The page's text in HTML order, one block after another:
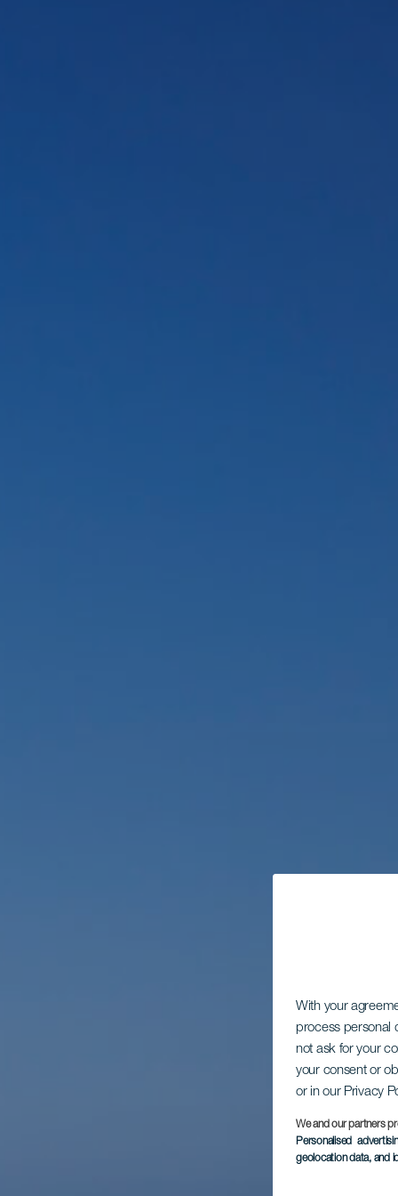
With your
process personal
not ask for your
your consent or
or in our Privacy
We and our partners
Personalised
geolocation data, and